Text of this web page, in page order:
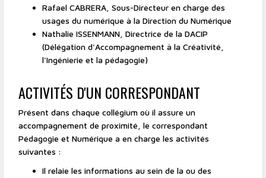
Rafael CABRERA, Sous-Directeur en charge des
usages du numérique à la Direction du Numérique
Nathalie ISSENMANN, Directrice de la DACIP
(Délégation d'Accompagnement à la Créativité,
l'Ingénierie et la pédagogie)
ACTIVITÉS D'UN CORRESPONDANT
Présent dans chaque collégium où il assure un
accompagnement de proximité, le correspondant
Pédagogie et Numérique a en charge les activités
suivantes :
Il relaie les informations au sein de la ou des